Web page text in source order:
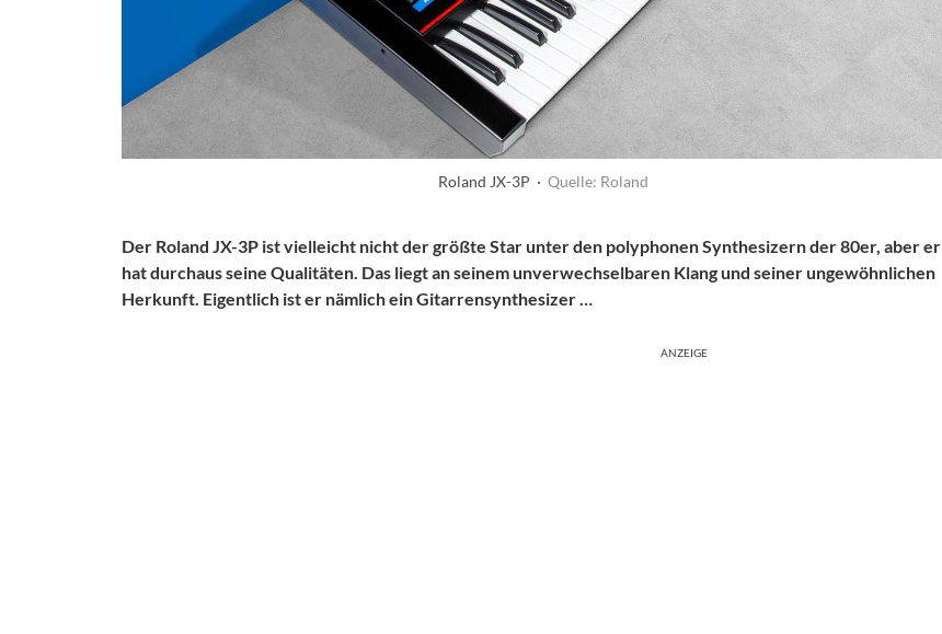
Roland JX-3P · Quelle: Roland
Der Roland JX-3P ist vielleicht nicht der größte Star unter den polyphonen Synthesizern der 80er, aber er
hat durchaus seine Qualitäten. Das liegt an seinem unverwechselbaren Klang und seiner ungewöhnlichen
Herkunft. Eigentlich ist er nämlich ein Gitarrensynthesizer …
ANZEIGE